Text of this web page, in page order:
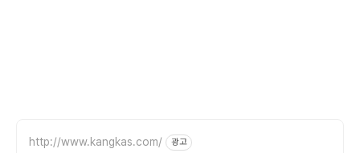
http://www.kangkas.com/ 광고